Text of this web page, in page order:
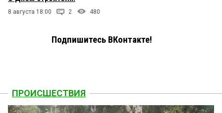
8 августа 18:00 2 480
Подпишитесь ВКонтакте!
ПРОИСШЕСТВИЯ